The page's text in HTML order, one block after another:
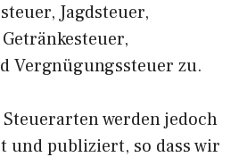
Jagdsteuer,
Vergnügungssteuer zu.
werden jedoch
und publiziert, so dass wir